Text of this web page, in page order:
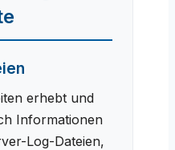
erhebt und
Informationen
Log-Dateien,